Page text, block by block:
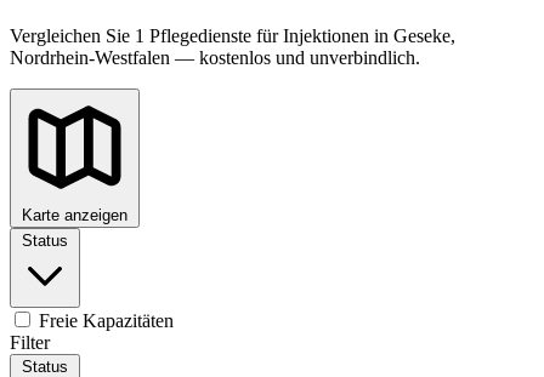
Vergleichen Sie 1 Pflegedienste für Injektionen in Geseke,
Nordrhein-Westfalen — kostenlos und unverbindlich.
Karte anzeigen
Status
Freie Kapazitäten
Filter
Status